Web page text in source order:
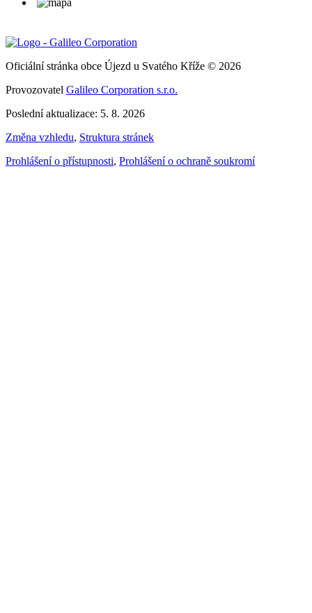
Oficiální stránka obce Újezd u Svatého Kříže © 2026
Provozovatel Galileo Corporation s.r.o.
Poslední aktualizace: 5. 8. 2026
Změna vzhledu, Struktura stránek
Prohlášení o přístupnosti, Prohlášení o ochraně soukromí